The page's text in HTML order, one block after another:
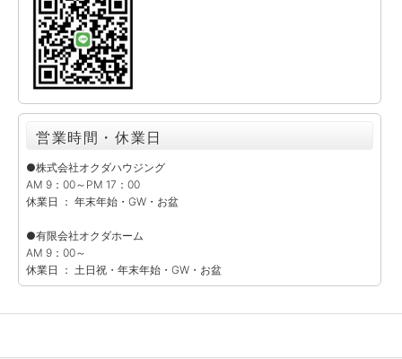
営業時間・休業日
●株式会社オクダハウジング
AM 9：00～PM 17：00
休業日 ： 年末年始・GW・お盆
●有限会社オクダホーム
AM 9：00～
休業日 ： 土日祝・年末年始・GW・お盆